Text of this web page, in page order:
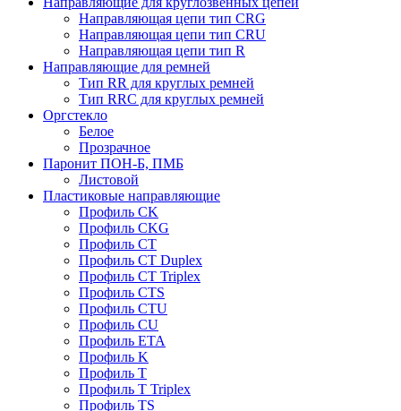
Направляющая цепи тип CRG
Направляющая цепи тип CRU
Направляющая цепи тип R
Направляющие для ремней
Тип RR для круглых ремней
Тип RRС для круглых ремней
Оргстекло
Белое
Прозрачное
Паронит ПОН-Б, ПМБ
Листовой
Пластиковые направляющие
Профиль CK
Профиль CKG
Профиль CT
Профиль CT Duplex
Профиль CT Triplex
Профиль CTS
Профиль CTU
Профиль CU
Профиль ETA
Профиль K
Профиль T
Профиль T Triplex
Профиль TS